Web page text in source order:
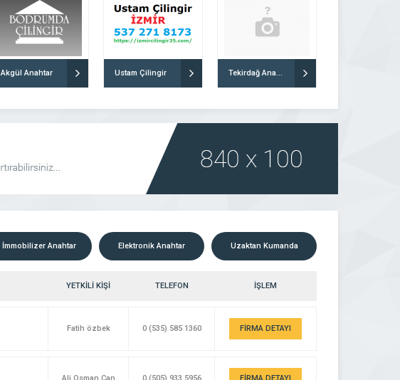
Akgül Anahtar Ustam Çilingir Tekirdağ Anahtarcısı Bıçakçısı
İmmobilizer Anahtar Elektronik Anahtar Uzaktan Kumanda
YETKİLİ KİŞİ TELEFON İŞLEM
Fatih özbek 0 (535) 585 1360 FİRMA DETAYI